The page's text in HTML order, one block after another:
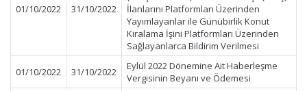
01/10/2022 31/10/2022
İlanlarını Platformları Üzerinden
Yayımlayanlar ile Günübirlik Konut
Kiralama İşini Platformları Üzerinden
Sağlayanlarca Bildirim Verilmesi
01/10/2022 31/10/2022
Eylül 2022 Dönemine Ait Haberleşme
Vergisinin Beyanı ve Ödemesi